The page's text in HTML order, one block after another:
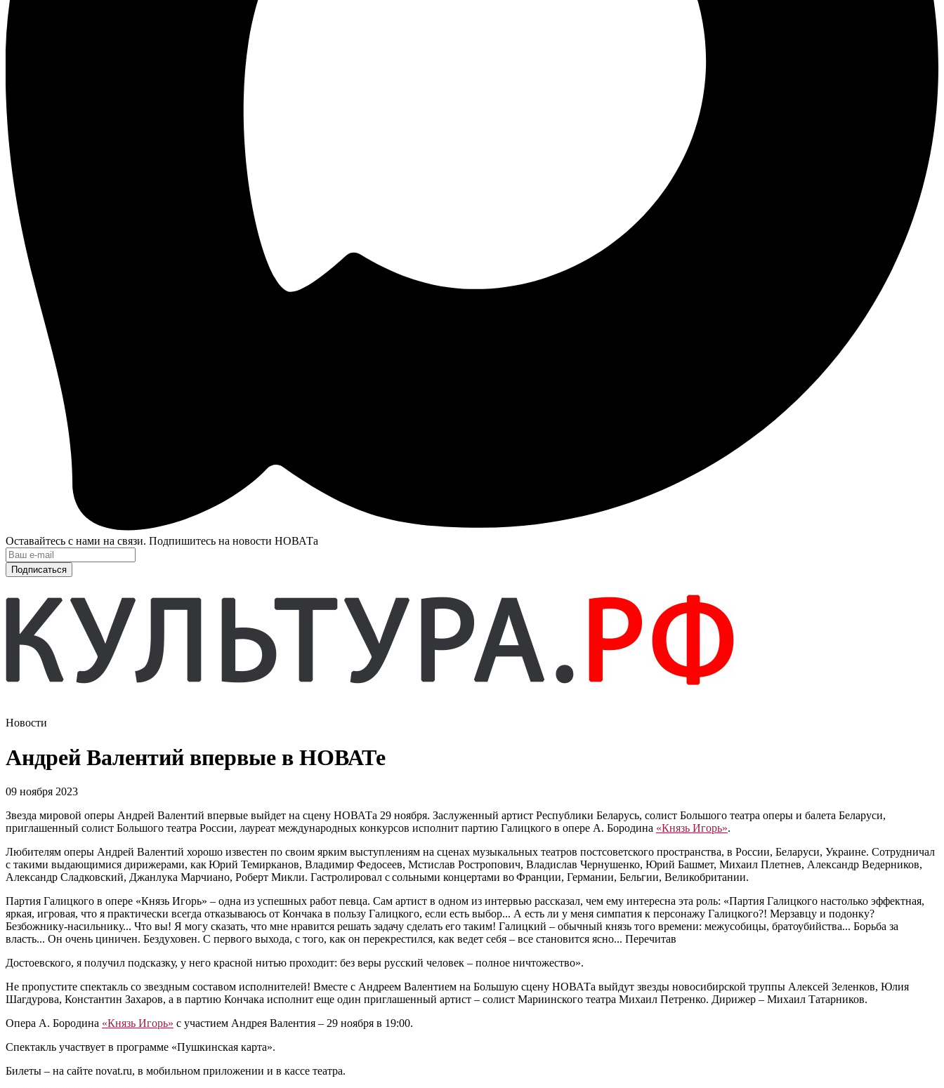
Оставайтесь с нами на связи. Подпишитесь на новости НОВАТа
Подписаться
Новости
Андрей Валентий впервые в НОВАТе
09 ноября 2023
Звезда мировой оперы Андрей Валентий впервые выйдет на сцену НОВАТа 29 ноября. Заслуженный артист Республики Беларусь, солист Большого театра оперы и балета Беларуси,
приглашенный солист Большого театра России, лауреат международных конкурсов исполнит партию Галицкого в опере А. Бородина «Князь Игорь».
Любителям оперы Андрей Валентий хорошо известен по своим ярким выступлениям на сценах музыкальных театров постсоветского пространства, в России, Беларуси, Украине. Сотрудничал
с такими выдающимися дирижерами, как Юрий Темирканов, Владимир Федосеев, Мстислав Ростропович, Владислав Чернушенко, Юрий Башмет, Михаил Плетнев, Александр Ведерников,
Александр Сладковский, Джанлука Марчиано, Роберт Микли. Гастролировал с сольными концертами во Франции, Германии, Бельгии, Великобритании.
Партия Галицкого в опере «Князь Игорь» – одна из успешных работ певца. Сам артист в одном из интервью рассказал, чем ему интересна эта роль: «Партия Галицкого настолько эффектная,
яркая, игровая, что я практически всегда отказываюсь от Кончака в пользу Галицкого, если есть выбор... А есть ли у меня симпатия к персонажу Галицкого?! Мерзавцу и подонку?
Безбожнику-насильнику... Что вы! Я могу сказать, что мне нравится решать задачу сделать его таким! Галицкий – обычный князь того времени: межусобицы, братоубийства... Борьба за
власть... Он очень циничен. Бездуховен. С первого выхода, с того, как он перекрестился, как ведет себя – все становится ясно... Перечитав
Достоевского, я получил подсказку, у него красной нитью проходит: без веры русский человек – полное ничтожество».
Не пропустите спектакль со звездным составом исполнителей! Вместе с Андреем Валентием на Большую сцену НОВАТа выйдут звезды новосибирской труппы Алексей Зеленков, Юлия
Шагдурова, Константин Захаров, а в партию Кончака исполнит еще один приглашенный артист – солист Мариинского театра Михаил Петренко. Дирижер – Михаил Татарников.
Опера А. Бородина «Князь Игорь» с участием Андрея Валентия – 29 ноября в 19:00.
Спектакль участвует в программе «Пушкинская карта».
Билеты – на сайте novat.ru, в мобильном приложении и в кассе театра.